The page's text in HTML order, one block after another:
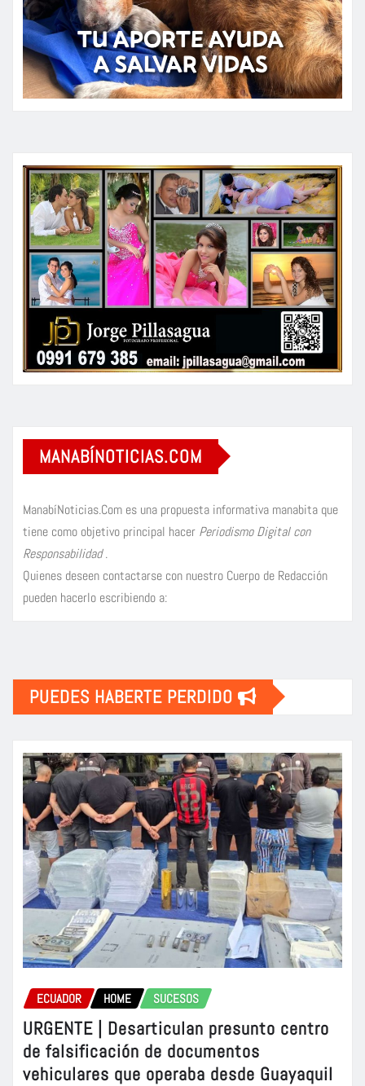
MANABÍNOTICIAS.COM
ManabíNoticias.Com es una propuesta informativa manabita que
tiene como objetivo principal hacer Periodismo Digital con
Responsabilidad.
Quienes deseen contactarse con nuestro Cuerpo de Redacción
pueden hacerlo escribiendo a:
PUEDES HABERTE PERDIDO
ECUADOR HOME SUCESOS
URGENTE | Desarticulan presunto centro
de falsificación de documentos
vehiculares que operaba desde Guayaquil